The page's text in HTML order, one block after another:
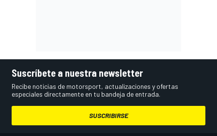
Suscríbete a nuestra newsletter
Recibe noticias de motorsport, actualizaciones y ofertas
especiales directamente en tu bandeja de entrada.
SUSCRIBIRSE